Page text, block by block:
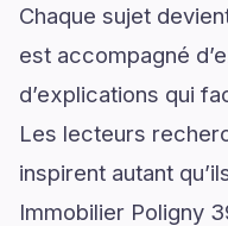
Chaque sujet
est accompagné
d’explications qui
Les lecteurs
inspirent autant
Immobilier Poligny